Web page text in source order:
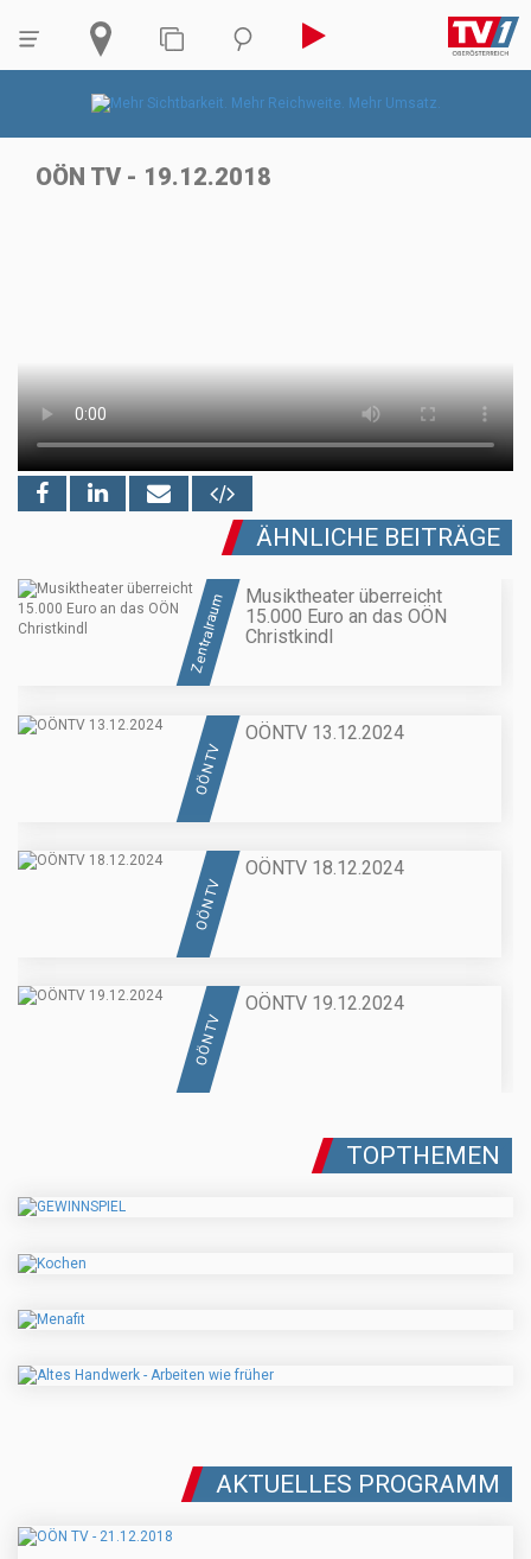
OÖN TV - 19.12.2018
ÄHNLICHE BEITRÄGE
Zentralraum
Musiktheater überreicht
15.000 Euro an das OÖN
Christkindl
OÖN TV
OÖNTV 13.12.2024
OÖN TV
OÖNTV 18.12.2024
OÖN TV
OÖNTV 19.12.2024
TOPTHEMEN
AKTUELLES PROGRAMM